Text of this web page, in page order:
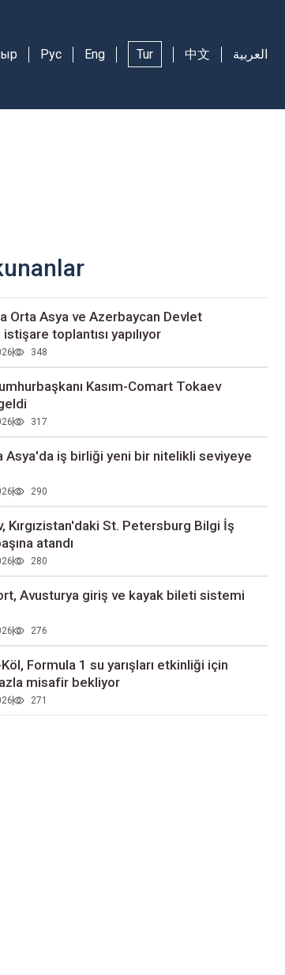
Рус Eng Tur 中文 العربية
Orta Asya ve Azerbaycan Devlet
istişare toplantısı yapılıyor
348
Kasım-Comart Tokaev
317
Asya'da iş birliği yeni bir nitelikli seviyeye
290
Kırgızistan'daki St. Petersburg Bilgi İş
atandı
280
Avusturya giriş ve kayak bileti sistemi
276
Formula 1 su yarışları etkinliği için
misafir bekliyor
271